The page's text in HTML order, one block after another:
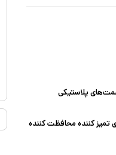
پلاستیکی
تمیز کننده محافظت کننده